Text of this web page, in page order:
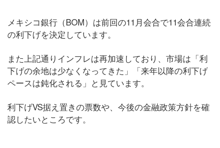
メキシコ銀行（BOM）は前回の11月会合で11会合連続
の利下げを決定しています。
また上記通りインフレは再加速しており、市場は「利
下げの余地は少なくなってきた」「来年以降の利下げ
ペースは鈍化される」と見ています。
利下げVS据え置きの票数や、今後の金融政策方針を確
認したいところです。